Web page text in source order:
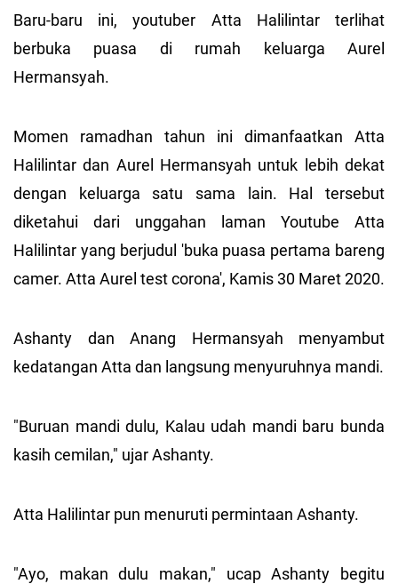
Baru-baru ini, youtuber Atta Halilintar terlihat
berbuka puasa di rumah keluarga Aurel
Hermansyah.
Momen ramadhan tahun ini dimanfaatkan Atta
Halilintar dan Aurel Hermansyah untuk lebih dekat
dengan keluarga satu sama lain. Hal tersebut
diketahui dari unggahan laman Youtube Atta
Halilintar yang berjudul 'buka puasa pertama bareng
camer. Atta Aurel test corona', Kamis 30 Maret 2020.
Ashanty dan Anang Hermansyah menyambut
kedatangan Atta dan langsung menyuruhnya mandi.
"Buruan mandi dulu, Kalau udah mandi baru bunda
kasih cemilan," ujar Ashanty.
Atta Halilintar pun menuruti permintaan Ashanty.
"Ayo, makan dulu makan," ucap Ashanty begitu